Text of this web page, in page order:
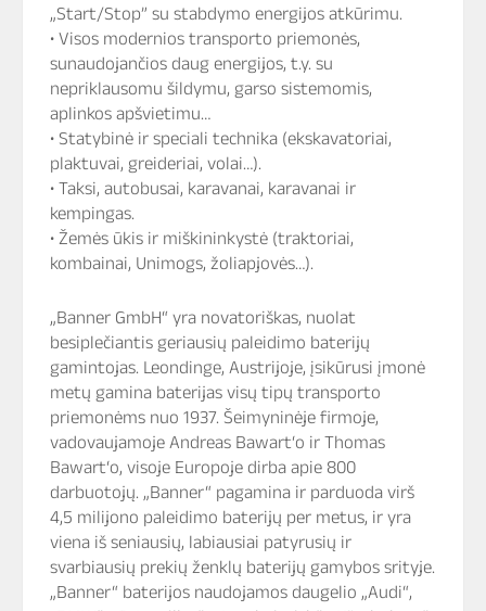
„Start/Stop” su stabdymo energijos atkūrimu.
• Visos modernios transporto priemonės,
sunaudojančios daug energijos, t.y. su
nepriklausomu šildymu, garso sistemomis,
aplinkos apšvietimu…
• Statybinė ir speciali technika (ekskavatoriai,
plaktuvai, greideriai, volai…).
• Taksi, autobusai, karavanai, karavanai ir
kempingas.
• Žemės ūkis ir miškininkystė (traktoriai,
kombainai, Unimogs, žoliapjovės…).
„Banner GmbH“ yra novatoriškas, nuolat
besiplečiantis geriausių paleidimo baterijų
gamintojas. Leondinge, Austrijoje, įsikūrusi įmonė
metų gamina baterijas visų tipų transporto
priemonėms nuo 1937. Šeimyninėje firmoje,
vadovaujamoje Andreas Bawart‘o ir Thomas
Bawart‘o, visoje Europoje dirba apie 800
darbuotojų. „Banner“ pagamina ir parduoda virš
4,5 milijono paleidimo baterijų per metus, ir yra
viena iš seniausių, labiausiai patyrusių ir
svarbiausių prekių ženklų baterijų gamybos srityje.
„Banner“ baterijos naudojamos daugelio „Audi“,